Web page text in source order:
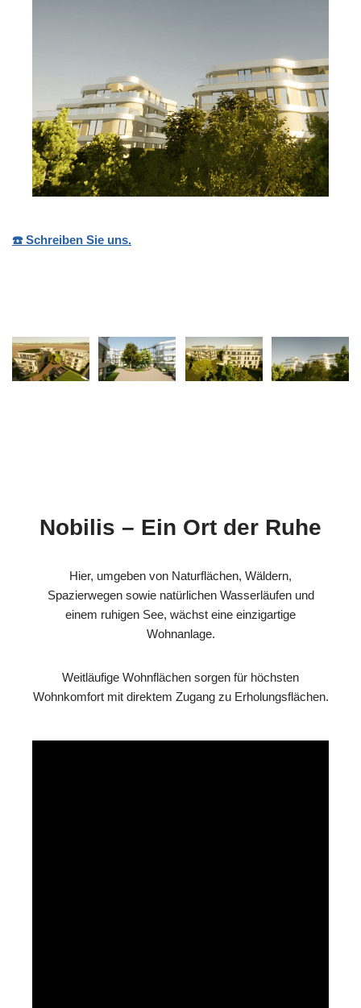
☎️ Schreiben Sie uns.
Nobilis – Ein Ort der Ruhe
Hier, umgeben von Naturflächen, Wäldern,
Spazierwegen sowie natürlichen Wasserläufen und
einem ruhigen See, wächst eine einzigartige
Wohnanlage.
Weitläufige Wohnflächen sorgen für höchsten
Wohnkomfort mit direktem Zugang zu Erholungsflächen.